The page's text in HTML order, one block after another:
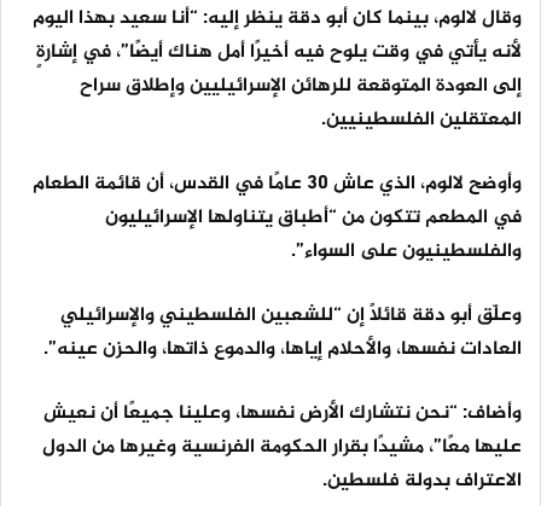
وقال لالوم، بينما كان أبو دقة ينظر إليه: “أنا سعيد بهذا اليوم
لأنه يأتي في وقت يلوح فيه أخيرًا أمل هناك أيضًا”، في إشارةٍ
إلى العودة المتوقعة للرهائن الإسرائيليين وإطلاق سراح
المعتقلين الفلسطينيين.
وأوضح لالوم، الذي عاش 30 عامًا في القدس، أن قائمة الطعام
في المطعم تتكون من “أطباق يتناولها الإسرائيليون
والفلسطينيون على السواء”.
وعلّق أبو دقة قائلًا إن “للشعبين الفلسطيني والإسرائيلي
العادات نفسها، والأحلام إياها، والدموع ذاتها، والحزن عينه”.
وأضاف: “نحن نتشارك الأرض نفسها، وعلينا جميعًا أن نعيش
عليها معًا”، مشيدًا بقرار الحكومة الفرنسية وغيرها من الدول
الاعتراف بدولة فلسطين.